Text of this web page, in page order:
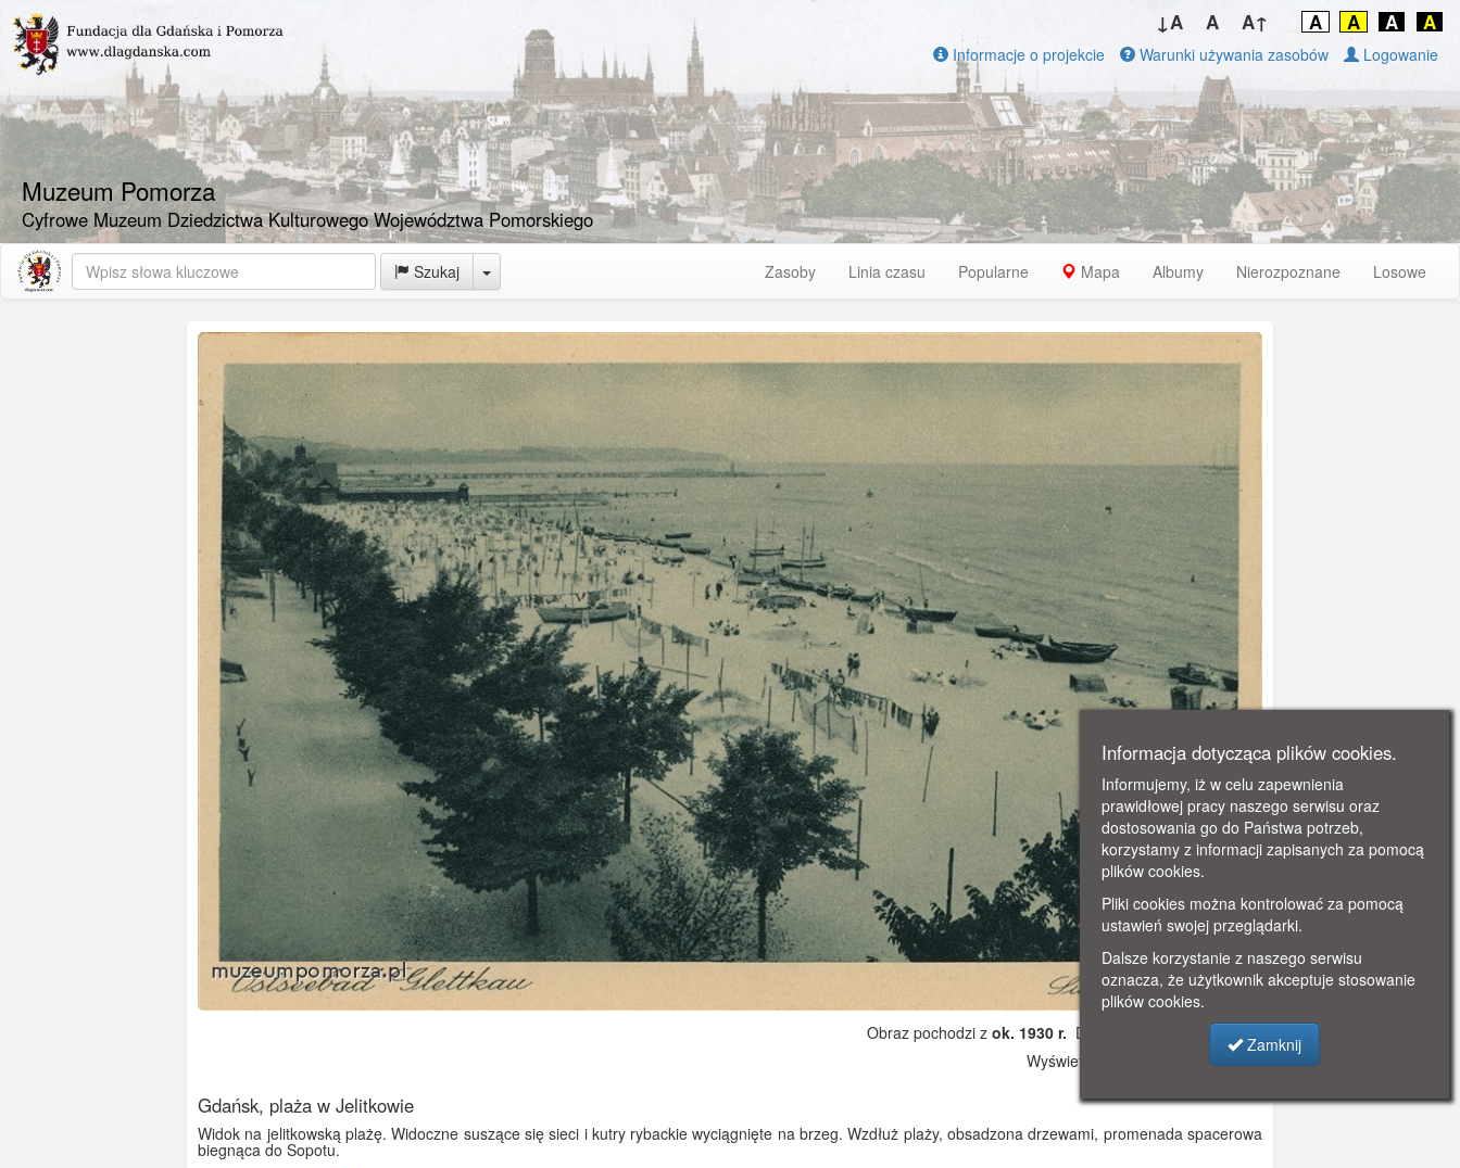
Muzeum Pomorza
Cyfrowe Muzeum Dziedzictwa Kulturowego Województwa Pomorskiego
↓A A A↑ A A A A
Informacje o projekcie Warunki używania zasobów Logowanie
Szukaj Toggle Dropdown Zasoby Linia czasu Popularne Mapa Albumy Nierozpoznane Losowe
Obraz pochodzi z ok. 1930 r. Dodano: 2019-11-05 08:31
Wyświetlono: 3953
Gdańsk, plaża w Jelitkowie
Widok na jelitkowską plażę. Widoczne suszące się sieci i kutry rybackie wyciągnięte na brzeg. Wzdłuż plaży, obsadzona drzewami, promenada spacerowa
biegnąca do Sopotu.
Informacja dotycząca plików cookies.
Informujemy, iż w celu zapewnienia
prawidłowej pracy naszego serwisu oraz
dostosowania go do Państwa potrzeb,
korzystamy z informacji zapisanych za pomocą
plików cookies.
Pliki cookies można kontrolować za pomocą
ustawień swojej przeglądarki.
Dalsze korzystanie z naszego serwisu
oznacza, że użytkownik akceptuje stosowanie
plików cookies.
Zamknij